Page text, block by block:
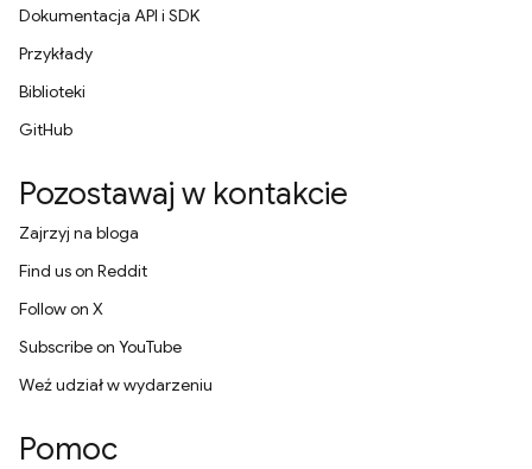
Dokumentacja API i SDK
Przykłady
Biblioteki
GitHub
Pozostawaj w kontakcie
Zajrzyj na bloga
Find us on Reddit
Follow on X
Subscribe on YouTube
Weź udział w wydarzeniu
Pomoc